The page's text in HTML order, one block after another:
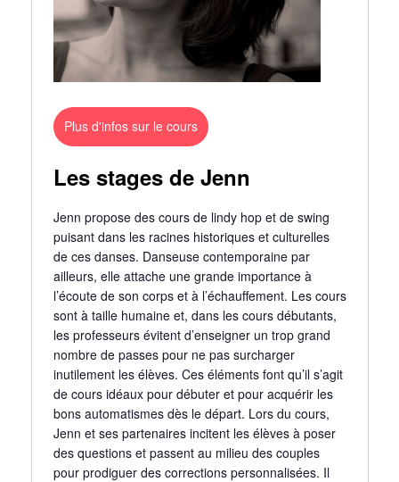
Plus d'infos sur le cours
Les stages de Jenn
Jenn propose des cours de lindy hop et de swing
puisant dans les racines historiques et culturelles
de ces danses. Danseuse contemporaine par
ailleurs, elle attache une grande importance à
l’écoute de son corps et à l’échauffement. Les cours
sont à taille humaine et, dans les cours débutants,
les professeurs évitent d’enseigner un trop grand
nombre de passes pour ne pas surcharger
inutilement les élèves. Ces éléments font qu’il s’agit
de cours idéaux pour débuter et pour acquérir les
bons automatismes dès le départ. Lors du cours,
Jenn et ses partenaires incitent les élèves à poser
des questions et passent au milieu des couples
pour prodiguer des corrections personnalisées. Il